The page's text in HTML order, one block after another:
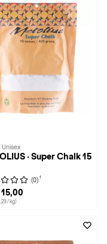
Unisex
· Super Chalk 15
(0) 1
kg)